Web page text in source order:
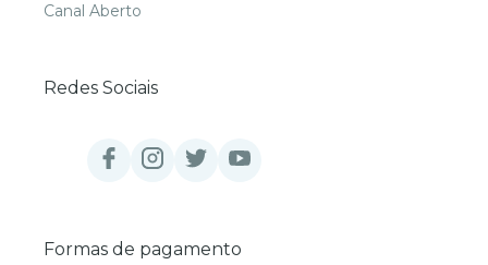
Canal Aberto
Redes Sociais
Formas de pagamento